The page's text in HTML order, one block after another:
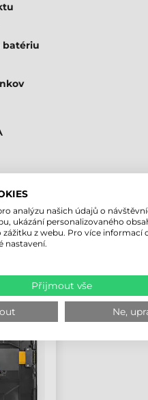
batériu
PRODUKTY
ET4X
analýzu našich údajů o
ukázání personalizovaného
z webu. Pro více informací
nastavení.
Přijmout vše
Ne,